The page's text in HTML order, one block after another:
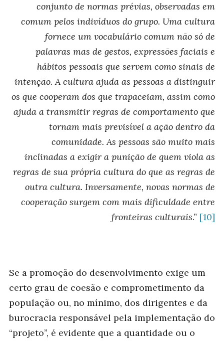
conjunto de normas prévias, observadas em
comum pelos indivíduos do grupo. Uma cultura
fornece um vocabulário comum não só de
palavras mas de gestos, expressões faciais e
hábitos pessoais que servem como sinais de
intenção. A cultura ajuda as pessoas a distinguir
os que cooperam dos que trapaceiam, assim como
ajuda a transmitir regras de comportamento que
tornam mais previsível a ação dentro da
comunidade. As pessoas são muito mais
inclinadas a exigir a punição de quem viola as
regras de sua própria cultura do que as regras de
outra cultura. Inversamente, novas normas de
cooperação surgem com mais dificuldade entre
fronteiras culturais.” [10]
Se a promoção do desenvolvimento exige um
certo grau de coesão e comprometimento da
população ou, no mínimo, dos dirigentes e da
burocracia responsável pela implementação do
“projeto”, é evidente que a quantidade ou o